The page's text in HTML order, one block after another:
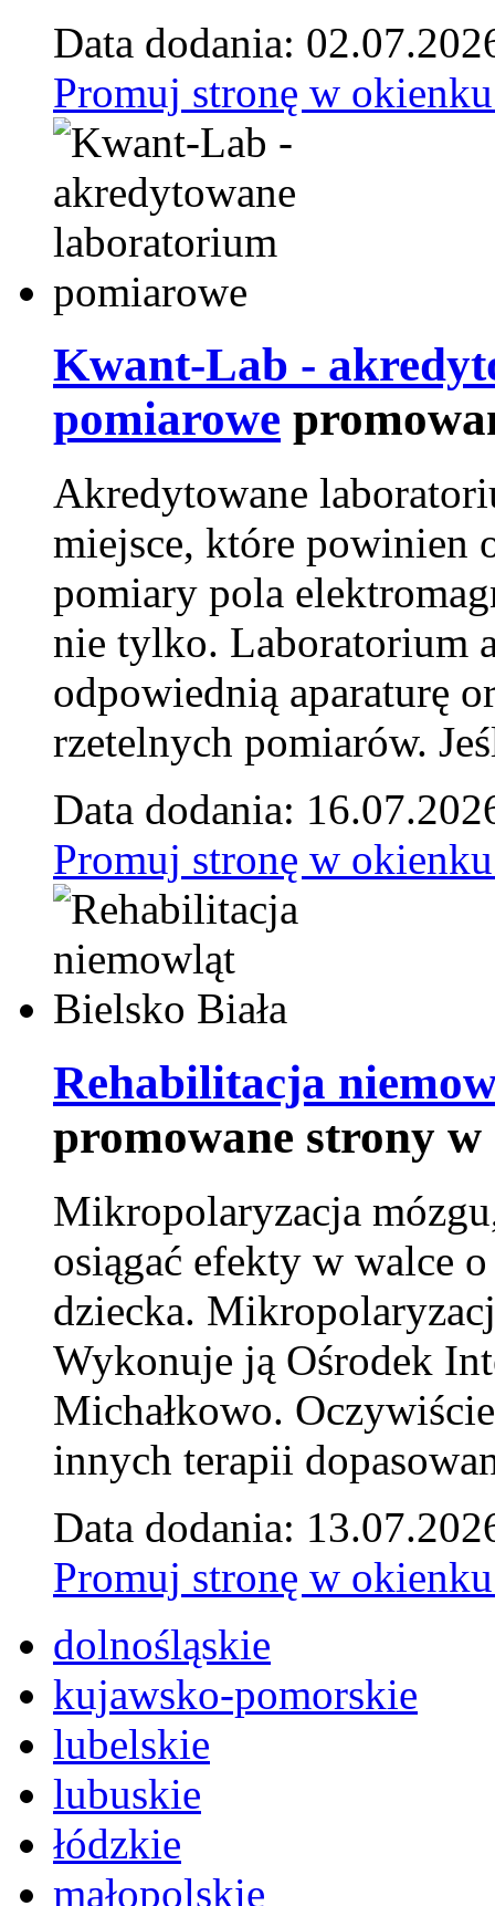
Data dodania:
Promuj stronę w
Kwant-Lab -
pomiarowe
Akredytowane
miejsce, które powinien
pomiary pola
nie tylko. Laboratorium
odpowiednią aparaturę
rzetelnych pomiarów.
Data dodania:
Promuj stronę w
Rehabilitacja
promowane strony
Mikropolaryzacja
osiągać efekty w walce
dziecka.
Wykonuje ją Ośrodek
Michałkowo.
innych terapii
Data dodania:
Promuj stronę w
dolnośląskie
kujawsko-pomorskie
lubelskie
lubuskie
łódzkie
małopolskie